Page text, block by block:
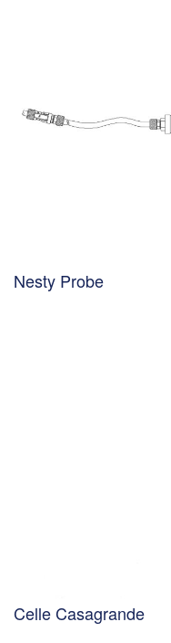
Nesty Probe
Celle Casagrande